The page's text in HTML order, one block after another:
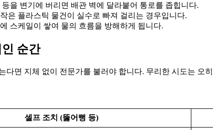
을 변기에 버리면 배관 벽에 달라붙어 통로를 좁힙니다.
은 플라스틱 물건이 실수로 빠져 걸리는 경우입니다.
스케일이 쌓여 물의 흐름을 방해하게 됩니다.
순간
다면 지체 없이 전문가를 불러야 합니다. 무리한 시도는 오
셀프 조치 (뚫어뻥 등)